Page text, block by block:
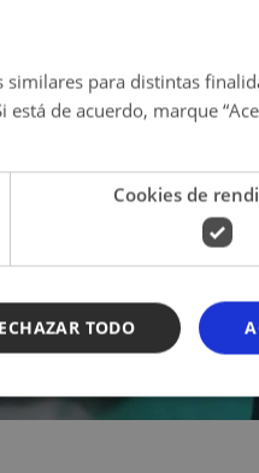
para distintas
de acuerdo, marque
Cookies de
TODO